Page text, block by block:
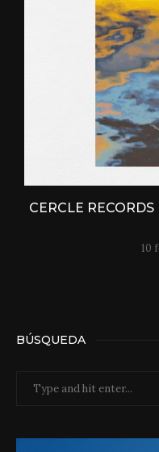
CERCLE
10
BÚSQUEDA